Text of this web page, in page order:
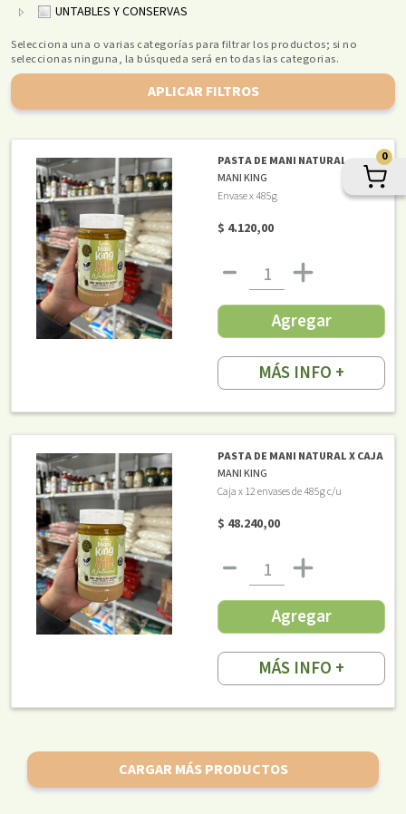
UNTABLES Y CONSERVAS
Selecciona una o varias categorías para filtrar los productos; si no
seleccionas ninguna, la búsqueda será en todas las categorias.
APLICAR FILTROS
PASTA DE MANI NATURAL
MANI KING
Envase x 485g
$ 4.120,00
Agregar
MÁS INFO +
PASTA DE MANI NATURAL X CAJA
MANI KING
Caja x 12 envases de 485g c/u
$ 48.240,00
Agregar
MÁS INFO +
CARGAR MÁS PRODUCTOS
0